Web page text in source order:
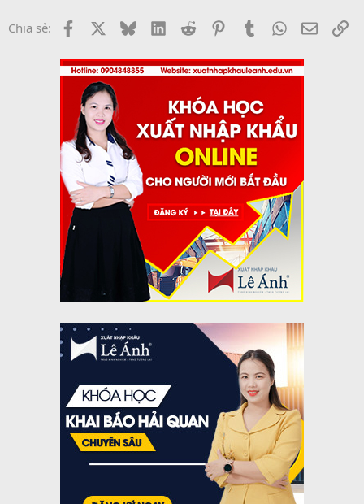
Chia sẻ: Facebook BlueskyLinkedInReddit PinterestTumblrWhatsApp
Email